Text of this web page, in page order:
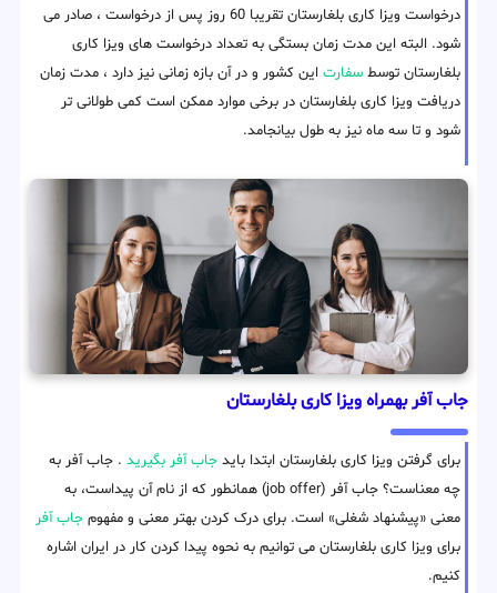
درخواست ویزا کاری بلغارستان تقریبا 60 روز پس از درخواست ، صادر می
شود. البته این مدت زمان بستگی به تعداد درخواست های ویزا کاری
بلغارستان توسط سفارت این کشور و در آن بازه زمانی نیز دارد ، مدت زمان
دریافت ویزا کاری بلغارستان در برخی موارد ممکن است کمی طولانی تر
شود و تا سه ماه نیز به طول بیانجامد.
جاب آفر بهمراه ویزا کاری بلغارستان
برای گرفتن ویزا کاری بلغارستان ابتدا باید جاب آفر بگیرید . جاب آفر به
چه معناست؟ جاب آفر (job offer) همانطور که از نام آن پیداست، به
معنی «پیشنهاد شغلی» است. برای درک کردن بهتر معنی و مفهوم جاب آفر
برای ویزا کاری بلغارستان می توانیم به نحوه پیدا کردن کار در ایران اشاره
کنیم.